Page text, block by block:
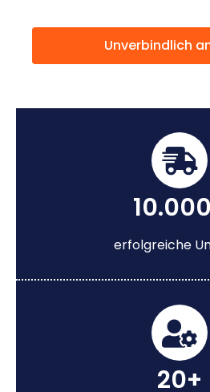
Unverbindlich
erfolgreiche
20+